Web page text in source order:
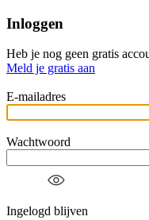
Inloggen
Heb je nog geen gratis
Meld je gratis aan
E-mailadres
Wachtwoord
Ingelogd blijven